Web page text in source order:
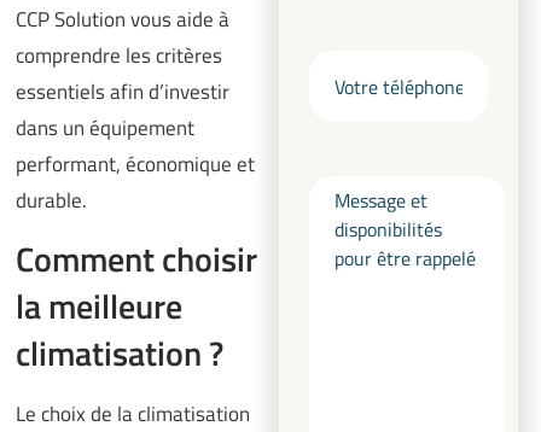
CCP Solution vous aide à
comprendre les critères
essentiels afin d’investir
dans un équipement
performant, économique et
durable.
Comment choisir
la meilleure
climatisation ?
Le choix de la climatisation